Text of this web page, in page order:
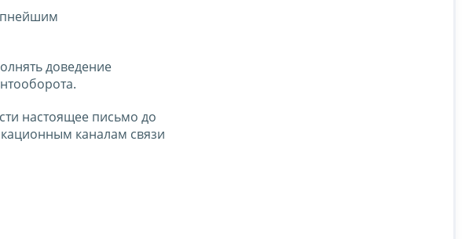
доведение
настоящее письмо до
каналам связи